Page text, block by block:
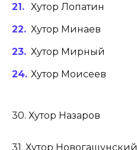
Хутор Лопатин
Хутор Минаев
Хутор Мирный
Хутор Моисеев
30. Хутор Назаров
31. Хутор Новогашунский